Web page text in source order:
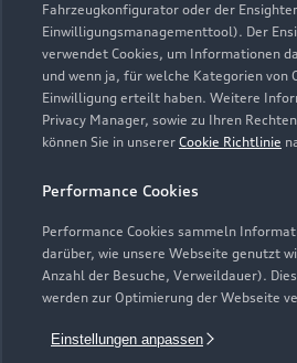
Fahrzeugkonfigurator oder der
Einwilligungsmanagementtool). Der
verwendet Cookies, um Informationen
und wenn ja, für welche Kategorien von
Einwilligung erteilt haben. Weitere
Privacy Manager, sowie zu Ihren
können Sie in unserer Cookie Richtlinie
Performance Cookies
Performance Cookies sammeln
darüber, wie unsere Webseite genutzt
Anzahl der Besuche, Verweildauer).
werden zur Optimierung der Webseite
Einstellungen anpassen
Zur Reparatur